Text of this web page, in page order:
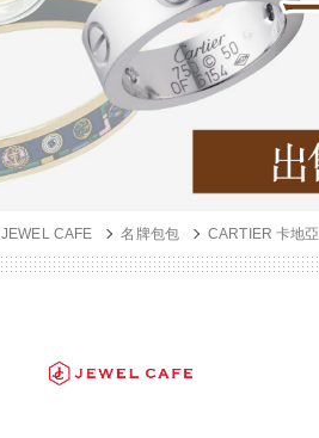
JEWEL CAFE 名牌包包 CARTIER 卡地亞